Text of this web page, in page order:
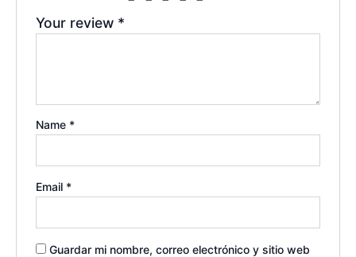
Your review *
Name *
Email *
Guardar mi nombre, correo electrónico y sitio web